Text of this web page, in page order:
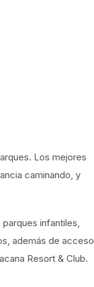
Los mejores
caminando, y
infantiles,
además de acceso
Resort & Club.